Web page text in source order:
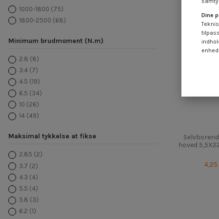
hoved
4,25
1000-1800 (75)
1800-2500 (68)
Minimum brudmoment (N.m)
2.8 (8)
3.4 (7)
4.5 (19)
6.5 (34)
10 (26)
14 (49)
Maksimal tykkelse at fikse
2.85 (2)
3.7 (2)
4.3 (4)
5.5 (4)
5.8 (3)
6.2 (1)
Dine